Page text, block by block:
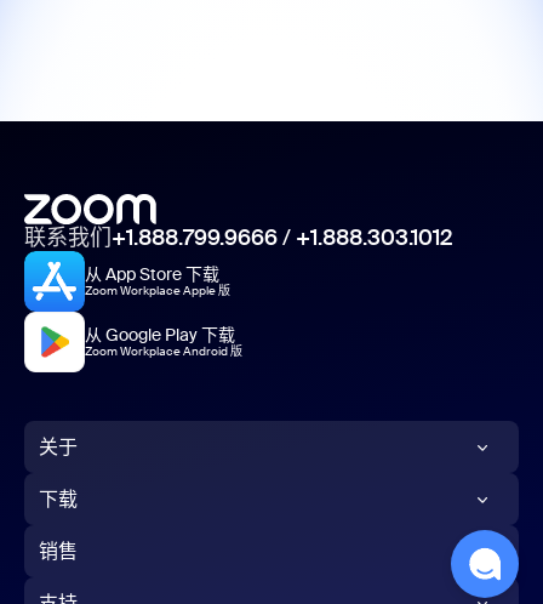
联系我们+1.888.799.9666/ +1.888.303.1012
从 App Store 下载
Zoom Workplace Apple 版
从 Google Play 下载
Zoom Workplace Android 版
关于
Zoom 博客
客户
下载
Zoom 应用
Zoom Rooms 应用
销售